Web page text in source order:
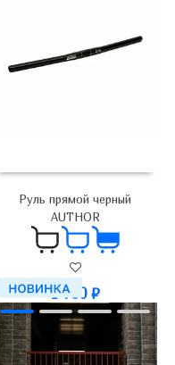
Руль прямой черный
AUTHOR
1 700₽